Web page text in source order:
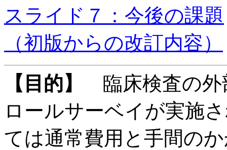
スライド７：今後の課題
（初版からの改訂内容）
【目的】
臨床検査の外
ロールサーベイが実施
ては通常費用と手間の